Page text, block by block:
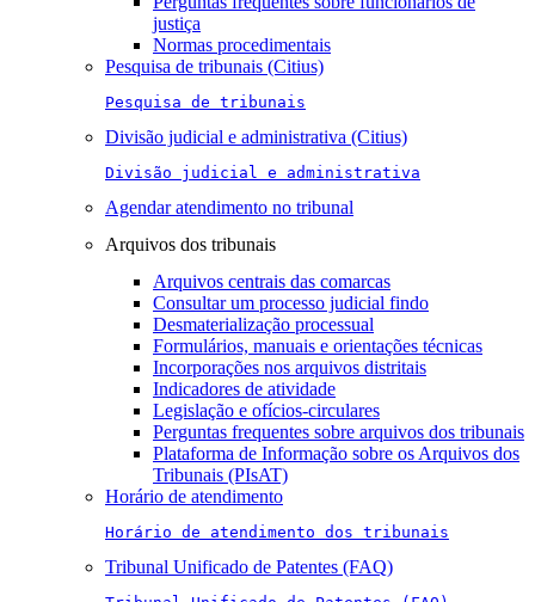
justiça
Normas procedimentais
Pesquisa de tribunais (Citius)
Pesquisa de tribunais
Divisão judicial e administrativa (Citius)
Divisão judicial e administrativa
Agendar atendimento no tribunal
Arquivos dos tribunais
Arquivos centrais das comarcas
Consultar um processo judicial findo
Desmaterialização processual
Formulários, manuais e orientações técnicas
Incorporações nos arquivos distritais
Indicadores de atividade
Legislação e ofícios-circulares
Perguntas frequentes sobre arquivos dos tribunais
Plataforma de Informação sobre os Arquivos dos
Tribunais (PIsAT)
Horário de atendimento
Horário de atendimento dos tribunais
Tribunal Unificado de Patentes (FAQ)